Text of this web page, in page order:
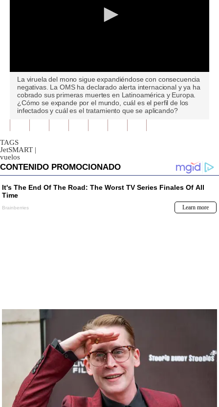
seconds
seconds
La viruela del mono sigue expandiéndose con consecuencia
negativas. La OMS ha declarado alerta internacional y ya ha
cobrado sus primeras muertes en Latinoamérica y Europa.
¿Cómo se expande por el mundo, cuál es el perfil de los
infectados y cuál es el tratamiento que se aplicando?
TAGS
JetSMART |
vuelos